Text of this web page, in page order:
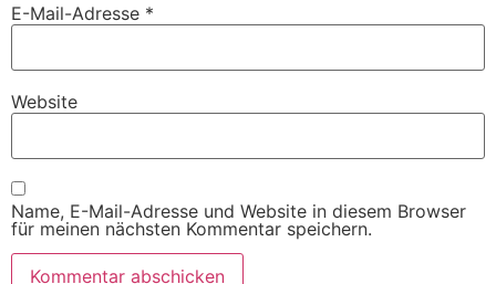
E-Mail-Adresse *
Website
Name, E-Mail-Adresse und Website in diesem Browser
für meinen nächsten Kommentar speichern.